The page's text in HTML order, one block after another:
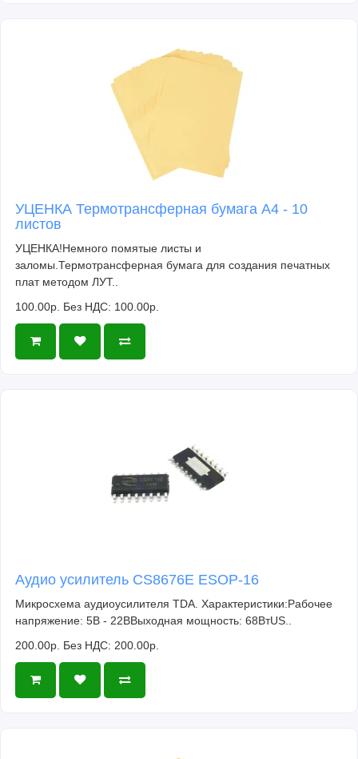
УЦЕНКА Термотрансферная бумага А4 - 10
листов
УЦЕНКА!Немного помятые листы и
заломы.Термотрансферная бумага для создания печатных
плат методом ЛУТ..
100.00р. Без НДС: 100.00р.
Аудио усилитель CS8676E ESOP-16
Микросхема аудиоусилителя TDA. Характеристики:Рабочее
напряжение: 5В - 22ВВыходная мощность: 68ВтUS..
200.00р. Без НДС: 200.00р.